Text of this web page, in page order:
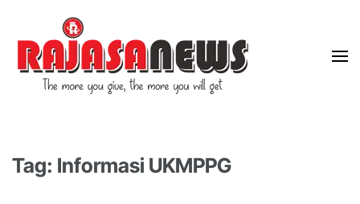
Tag: Informasi UKMPPG